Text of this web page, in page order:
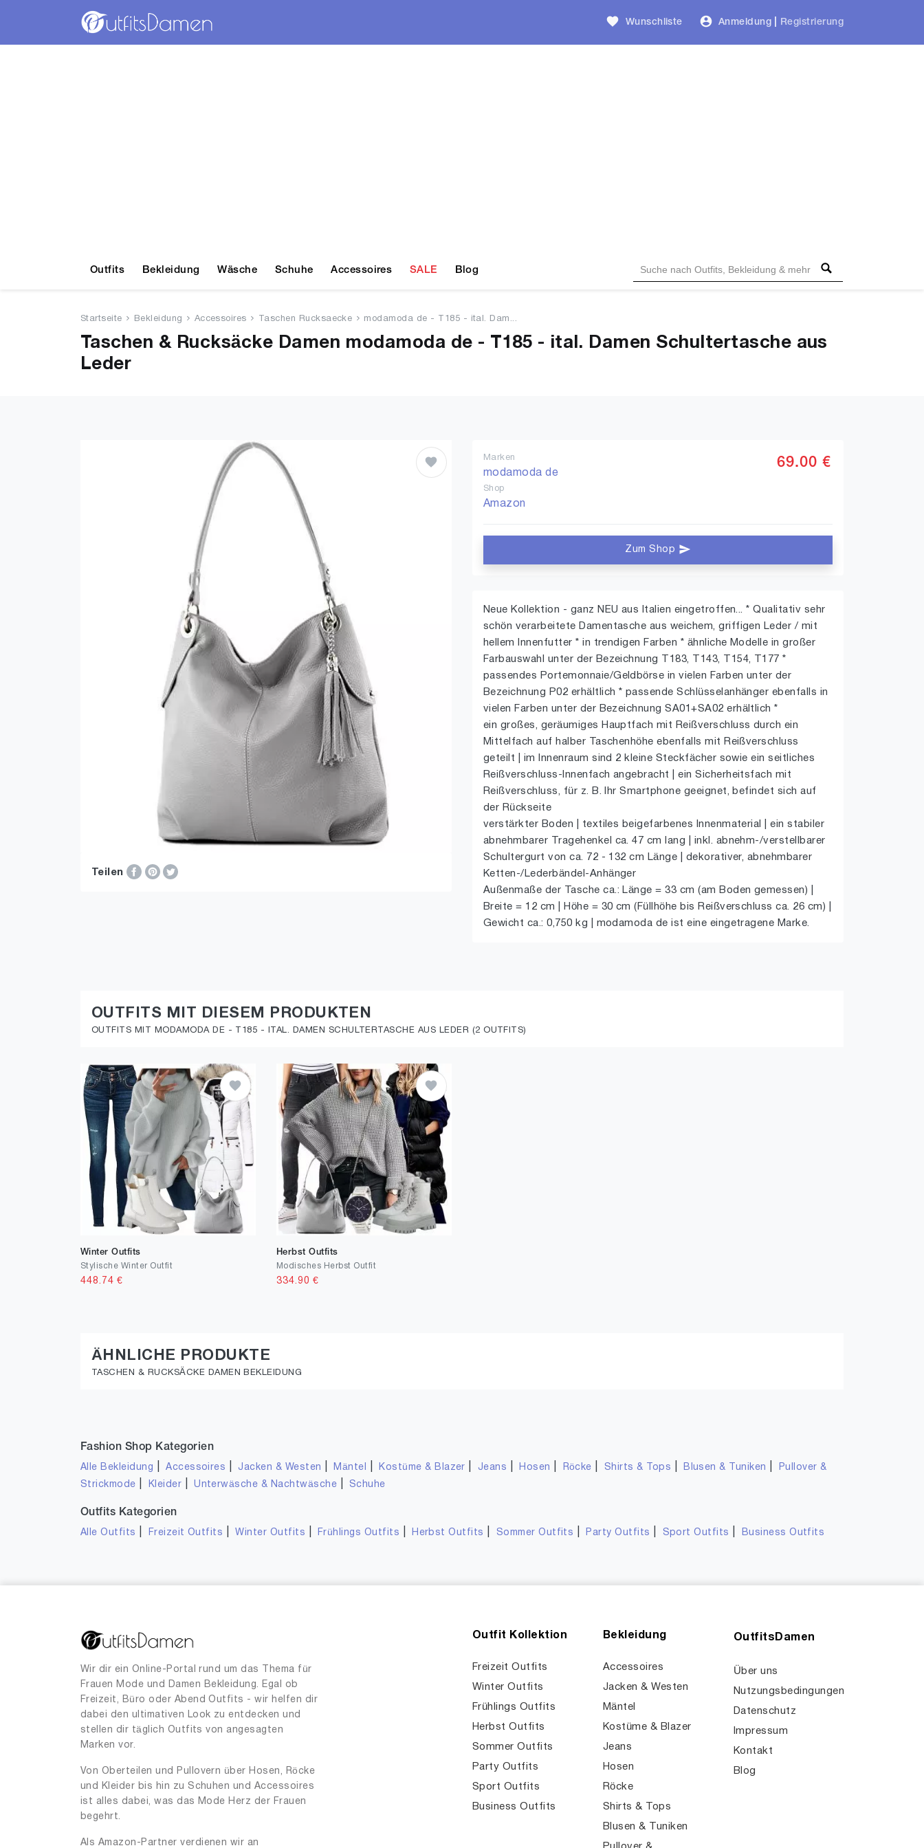
Wunschliste Anmeldung Registrierung
Outfits Bekleidung Wäsche Schuhe Accessoires SALE Blog
Startseite Bekleidung Accessoires Taschen Rucksaecke modamoda de - T185 - ital. Dam...
Taschen & Rucksäcke Damen modamoda de - T185 - ital. Damen Schultertasche aus
Leder
Teilen
Marken
modamoda de
Shop
Amazon
69.00 €
Zum Shop
Neue Kollektion - ganz NEU aus Italien eingetroffen... * Qualitativ sehr
schön verarbeitete Damentasche aus weichem, griffigen Leder / mit
hellem Innenfutter * in trendigen Farben * ähnliche Modelle in großer
Farbauswahl unter der Bezeichnung T183, T143, T154, T177 *
passendes Portemonnaie/Geldbörse in vielen Farben unter der
Bezeichnung P02 erhältlich * passende Schlüsselanhänger ebenfalls in
vielen Farben unter der Bezeichnung SA01+SA02 erhältlich *
ein großes, geräumiges Hauptfach mit Reißverschluss durch ein
Mittelfach auf halber Taschenhöhe ebenfalls mit Reißverschluss
geteilt | im Innenraum sind 2 kleine Steckfächer sowie ein seitliches
Reißverschluss-Innenfach angebracht | ein Sicherheitsfach mit
Reißverschluss, für z. B. Ihr Smartphone geeignet, befindet sich auf
der Rückseite
verstärkter Boden | textiles beigefarbenes Innenmaterial | ein stabiler
abnehmbarer Tragehenkel ca. 47 cm lang | inkl. abnehm-/verstellbarer
Schultergurt von ca. 72 - 132 cm Länge | dekorativer, abnehmbarer
Ketten-/Lederbändel-Anhänger
Außenmaße der Tasche ca.: Länge = 33 cm (am Boden gemessen) |
Breite = 12 cm | Höhe = 30 cm (Füllhöhe bis Reißverschluss ca. 26 cm) |
Gewicht ca.: 0,750 kg | modamoda de ist eine eingetragene Marke.
OUTFITS MIT DIESEM PRODUKTEN
OUTFITS MIT MODAMODA DE - T185 - ITAL. DAMEN SCHULTERTASCHE AUS LEDER (2 OUTFITS)
Winter Outfits
Stylische Winter Outfit
448.74 €
Herbst Outfits
Modisches Herbst Outfit
334.90 €
ÄHNLICHE PRODUKTE
TASCHEN & RUCKSÄCKE DAMEN BEKLEIDUNG
Fashion Shop Kategorien
Alle Bekleidung |Accessoires Jacken & Westen Mäntel Kostüme & Blazer Jeans Hosen Röcke Shirts & Tops Blusen & Tuniken
Pullover &
Strickmode
Kleider |Unterwäsche & Nachtwäsche Schuhe
Outfits Kategorien
Alle Outfits Freizeit Outfits |Winter Outfits Frühlings Outfits Herbst Outfits Sommer Outfits Party Outfits Sport Outfits Business Outfits
Wir dir ein Online-Portal rund um das Thema für
Frauen Mode und Damen Bekleidung. Egal ob
Freizeit, Büro oder Abend Outfits - wir helfen dir
dabei den ultimativen Look zu entdecken und
stellen dir täglich Outfits von angesagten
Marken vor.
Von Oberteilen und Pullovern über Hosen, Röcke
und Kleider bis hin zu Schuhen und Accessoires
ist alles dabei, was das Mode Herz der Frauen
begehrt.
Als Amazon-Partner verdienen wir an
Outfit Kollektion
Freizeit Outfits
Winter Outfits
Frühlings Outfits
Herbst Outfits
Sommer Outfits
Party Outfits
Sport Outfits
Business Outfits
Bekleidung
Accessoires
Jacken & Westen
Mäntel
Kostüme & Blazer
Jeans
Hosen
Röcke
Shirts & Tops
Blusen & Tuniken
OutfitsDamen
Über uns
Nutzungsbedingungen
Datenschutz
Impressum
Kontakt
Blog